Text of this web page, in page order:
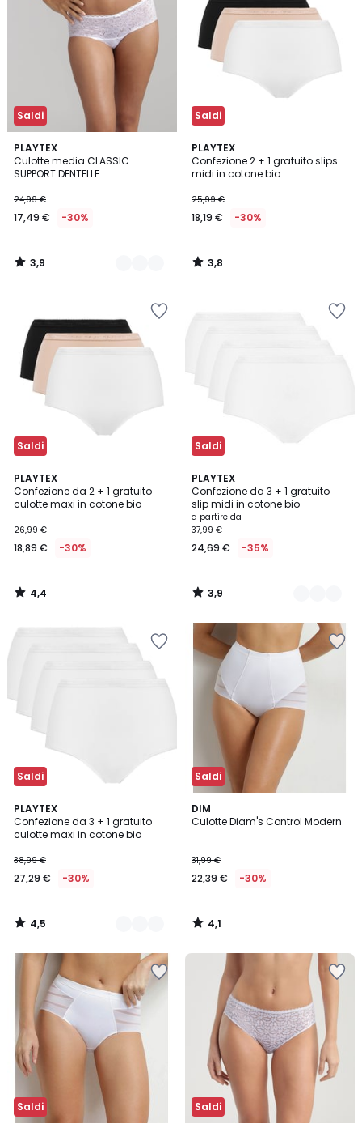
Saldi
PLAYTEX
Culotte media CLASSIC
SUPPORT DENTELLE
24,99 €
17,49 € -30%
3,9
/ 5
3
Colori
3,9
/
Saldi
PLAYTEX
Confezione 2 + 1 gratuito slips
midi in cotone bio
25,99 €
18,19 € -30%
3,8
/ 5
3,8
/
Saldi
PLAYTEX
Confezione da 2 + 1 gratuito
culotte maxi in cotone bio
26,99 €
18,89 € -30%
4,4
/ 5
4,4
/
Saldi
PLAYTEX
Confezione da 3 + 1 gratuito
slip midi in cotone bio
a partire da
37,99 €
24,69 € -35%
3,9
/ 5
3
Colori
3,9
/
Saldi
PLAYTEX
Confezione da 3 + 1 gratuito
culotte maxi in cotone bio
38,99 €
27,29 € -30%
4,5
/ 5
3
Colori
4,5
/
Saldi
DIM
Culotte Diam's Control Modern
31,99 €
22,39 € -30%
4,1
/ 5
4,1
/
Saldi Saldi